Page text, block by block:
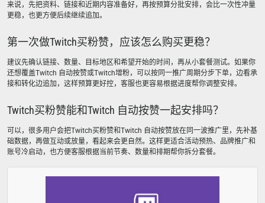
来说，先把资料、链接和近期内容准备好，再按预算分批安排，会比一次性冲量
更稳，也更方便后续继续追加。
第一次做Twitch买粉赞，应该怎么购买更稳？
建议先确认链接、数量、目标地区和希望开始的时间，再从小套餐测试。如果你
还想覆盖Twitch 自动按赞或Twitch增粉，可以按同一推广周期分步下单，边看承
接和转化边追加，这样预算更好控，客服也更容易根据进度帮你调整安排。
Twitch买粉赞能和Twitch 自动按赞一起安排吗？
可以，很多用户会把Twitch买粉赞和Twitch 自动按赞放在同一波推广里，先补基
础数据，再做互动或放量，看起来会更自然。这样更适合活动预热、品牌推广和
账号冷启动，也方便客服根据当前节奏、数量和排期帮你拆分套餐。